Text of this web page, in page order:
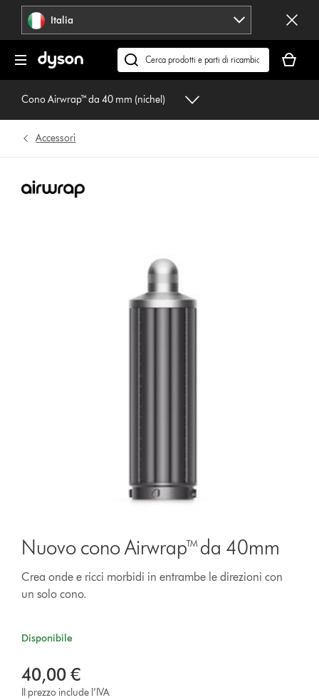
navigazione Italia
Cerca
su
dyson.it
carrello
è
Cono Airwrap™ da 40 mm (nichel)
Accessori
Nuovo cono Airwrap™ da 40mm
Crea onde e ricci morbidi in entrambe le direzioni con
un solo cono.
Disponibile
40,00 €
Il prezzo include l’IVA